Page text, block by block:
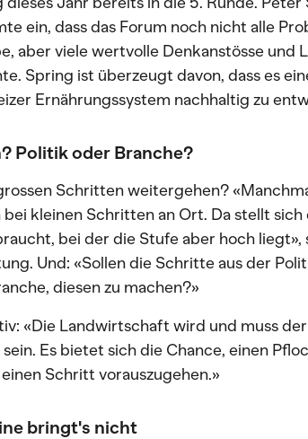
ein, dass das Forum noch nicht alle
aber viele wertvolle Denkanstösse und
Spring ist überzeugt davon, dass es
Ernährungssystem nachhaltig zu
Politik oder Branche?
Schritten weitergehen?
kleinen Schritten an Ort. Da stellt sich
bei der die Stufe aber hoch liegt»,
Und: «Sollen die Schritte aus der
diesen zu machen?»
«Die Landwirtschaft wird und muss
Es bietet sich die Chance, einen
Schritt vorauszugehen.»
bringt's nicht